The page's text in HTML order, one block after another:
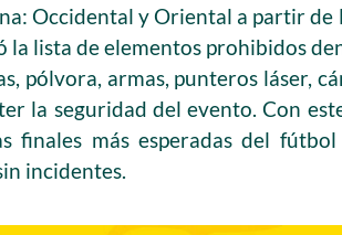
Occidental y Oriental a partir de
la lista de elementos prohibidos
pólvora, armas, punteros láser,
la seguridad del evento. Con
finales más esperadas del
incidentes.